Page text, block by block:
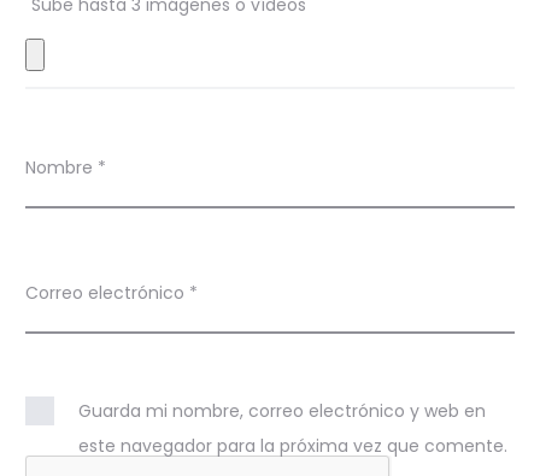
e
s
Sube hasta 3 imágenes o vídeos
Nombre *
Correo electrónico *
Guarda mi nombre, correo electrónico y web en
este navegador para la próxima vez que comente.